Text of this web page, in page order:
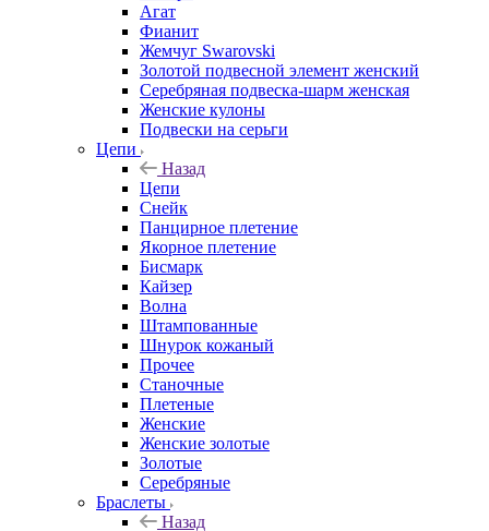
Агат
Фианит
Жемчуг Swarovski
Золотой подвесной элемент женcкий
Серебряная подвеска-шарм женская
Женские кулоны
Подвески на серьги
Цепи
Назад
Цепи
Снейк
Панцирное плетение
Якорное плетение
Бисмарк
Кайзер
Волна
Штампованные
Шнурок кожаный
Прочее
Станочные
Плетеные
Женские
Женские золотые
Золотые
Серебряные
Браслеты
Назад